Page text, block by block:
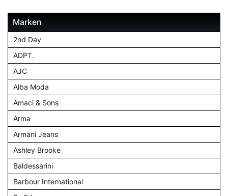
Marken
2nd Day
ADPT.
AJC
Alba Moda
Amaci & Sons
Arma
Armani Jeans
Ashley Brooke
Baldessarini
Barbour International